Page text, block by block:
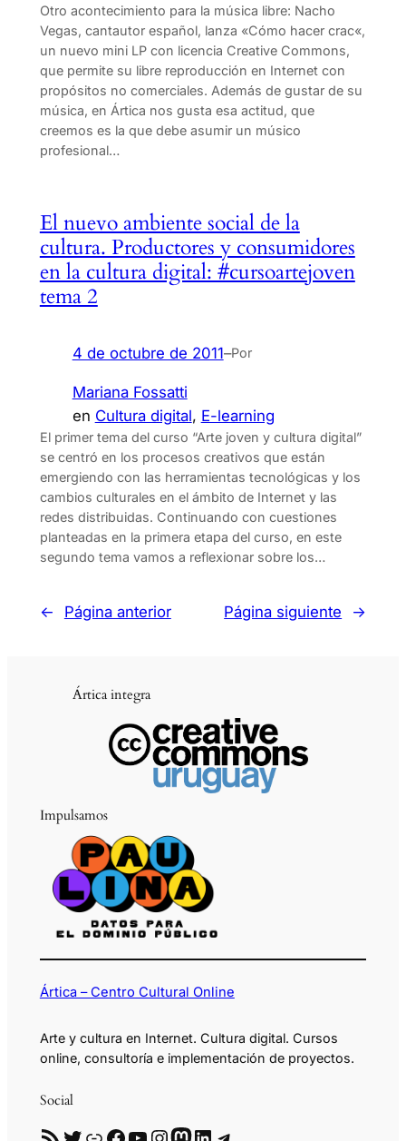
Otro acontecimiento para la música libre: Nacho
Vegas, cantautor español, lanza «Cómo hacer crac«,
un nuevo mini LP con licencia Creative Commons,
que permite su libre reproducción en Internet con
propósitos no comerciales. Además de gustar de su
música, en Ártica nos gusta esa actitud, que
creemos es la que debe asumir un músico
profesional…
El nuevo ambiente social de la
cultura. Productores y consumidores
en la cultura digital: #cursoartejoven
tema 2
4 de octubre de 2011–Por
Mariana Fossatti
en Cultura digital, E-learning
El primer tema del curso “Arte joven y cultura digital”
se centró en los procesos creativos que están
emergiendo con las herramientas tecnológicas y los
cambios culturales en el ámbito de Internet y las
redes distribuidas. Continuando con cuestiones
planteadas en la primera etapa del curso, en este
segundo tema vamos a reflexionar sobre los…
← Página anterior Página siguiente →
Ártica integra
Impulsamos
Ártica – Centro Cultural Online
Arte y cultura en Internet. Cultura digital. Cursos
online, consultoría e implementación de proyectos.
Social